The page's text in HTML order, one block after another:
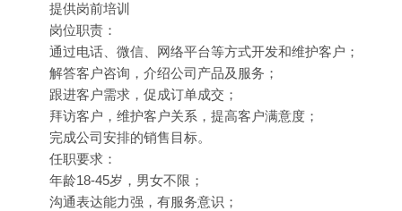
提供岗前培训
岗位职责：
通过电话、微信、网络平台等方式开发和维护客户；
解答客户咨询，介绍公司产品及服务；
跟进客户需求，促成订单成交；
拜访客户，维护客户关系，提高客户满意度；
完成公司安排的销售目标。
任职要求：
年龄18-45岁，男女不限；
沟通表达能力强，有服务意识；